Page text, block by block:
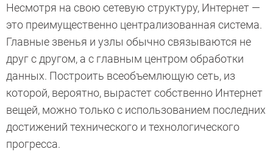
Несмотря на свою сетевую структуру, Интернет —
это преимущественно централизованная система.
Главные звенья и узлы обычно связываются не
друг с другом, а с главным центром обработки
данных. Построить всеобъемлющую сеть, из
которой, вероятно, вырастет собственно Интернет
вещей, можно только с использованием последних
достижений технического и технологического
прогресса.